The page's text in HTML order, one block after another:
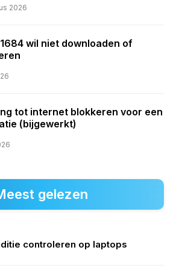
2026
wil niet downloaden of
tot internet blokkeren voor een
(bijgewerkt)
gelezen
controleren op laptops